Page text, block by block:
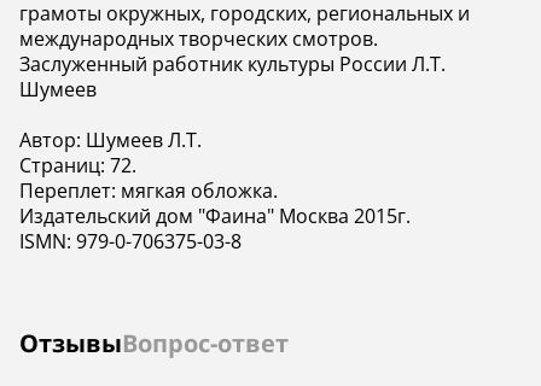
грамоты окружных, городских, региональных и
международных творческих смотров.
Заслуженный работник культуры России Л.Т.
Шумеев
Автор: Шумеев Л.Т.
Страниц: 72.
Переплет: мягкая обложка.
Издательский дом "Фаина" Москва 2015г.
ISMN: 979-0-706375-03-8
ОтзывыВопрос-ответ